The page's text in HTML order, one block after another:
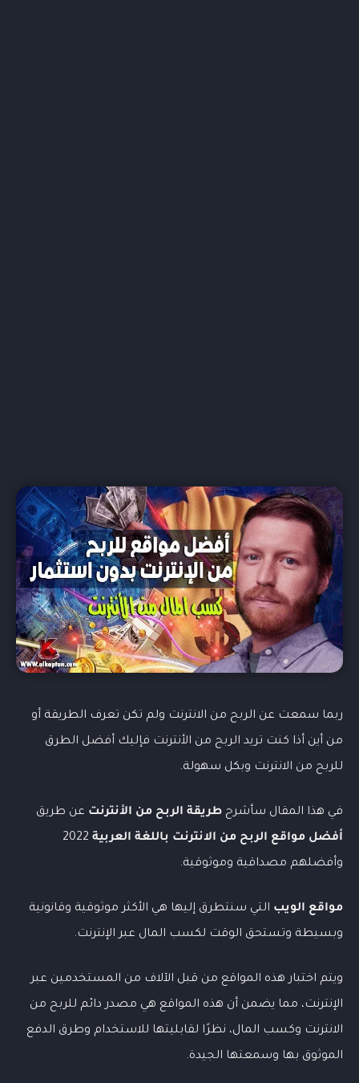
ربما سمعت عن الربح من الانترنت ولم تكن تعرف الطريقة أو
من أين أذا كنت تريد الربح من الأنترنت فإليك أفضل الطرق
للربح من الانترنت وبكل سهولة.
في هذا المقال سأشرح طريقة الربح من الأنترنت عن طريق
أفضل مواقع الربح من الانترنت باللغة العربية 2022
وأفضلهم مصداقية وموثوقية.
مواقع الويب التي سنتطرق إليها هي الأكثر موثوقية وقانونية
وبسيطة وتستحق الوقت لكسب المال عبر الإنترنت.
ويتم اختبار هذه المواقع من قبل الآلاف من المستخدمين عبر
الإنترنت، مما يضمن أن هذه المواقع هي مصدر دائم للربح من
الانترنت وكسب المال، نظرًا لقابليتها للاستخدام وطرق الدفع
الموثوق بها وسمعتها الجيدة.